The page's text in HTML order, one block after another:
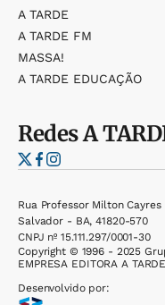
A TARDE
A TARDE FM
MASSA!
A TARDE EDUCAÇÃO
RedesA
Rua Professor Milton
Salvador - BA, 41820-570
CNPJ nº 15.111.297/0001-30
Copyright © 1996 - 2025
EMPRESA EDITORA A
Desenvolvido por: